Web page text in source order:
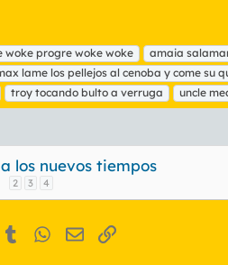
progre woke woke amaia
lame los pellejos al cenoba y come su
troy tocando bulto a verruga uncle
los nuevos tiempos
2 3 4
Tumblr WhatsApp
EmailEnlace